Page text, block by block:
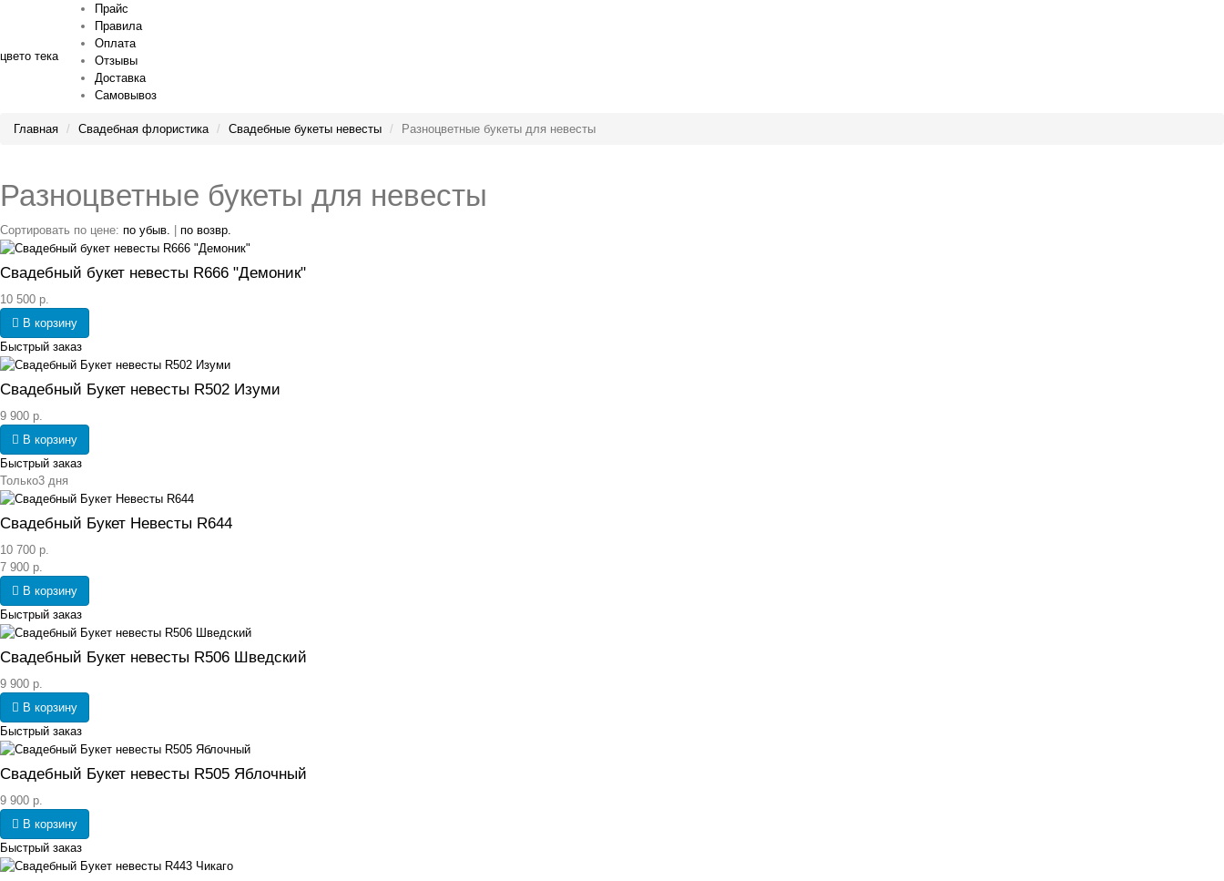
цвето тека
Прайс
Правила
Оплата
Отзывы
Доставка
Самовывоз
Главная Свадебная флористика Свадебные букеты невесты Разноцветные букеты для невесты
Разноцветные букеты для невесты
Сортировать по цене: по убыв. | по возвр.
Свадебный букет невесты R666 "Демоник"
10 500 р.
В корзину
Быстрый заказ
Свадебный Букет невесты R502 Изуми
9 900 р.
В корзину
Быстрый заказ
Только3 дня
Свадебный Букет Невесты R644
10 700 р.
7 900 р.
В корзину
Быстрый заказ
Свадебный Букет невесты R506 Шведский
9 900 р.
В корзину
Быстрый заказ
Свадебный Букет невесты R505 Яблочный
9 900 р.
В корзину
Быстрый заказ